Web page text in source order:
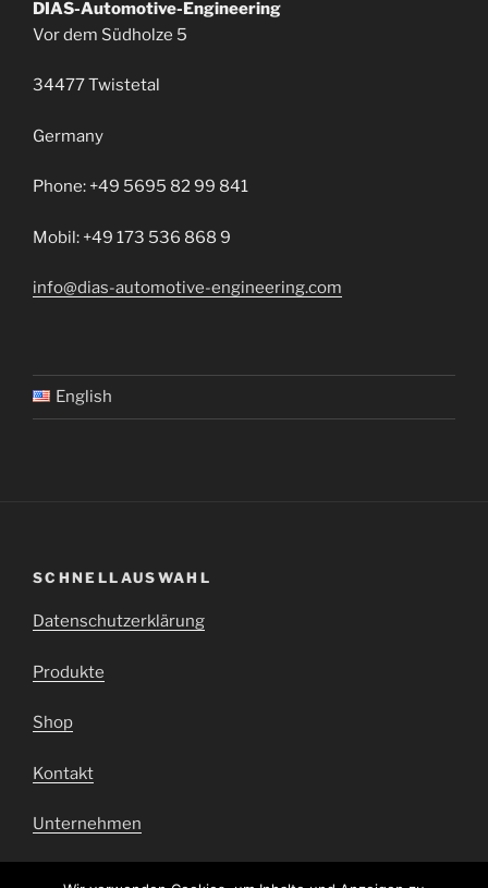
DIAS-Automotive-Engineering
Vor dem Südholze 5
34477 Twistetal
Germany
Phone: +49 5695 82 99 841
Mobil: +49 173 536 868 9
info@dias-automotive-engineering.com
English
SCHNELLAUSWAHL
Datenschutzerklärung
Produkte
Shop
Kontakt
Unternehmen